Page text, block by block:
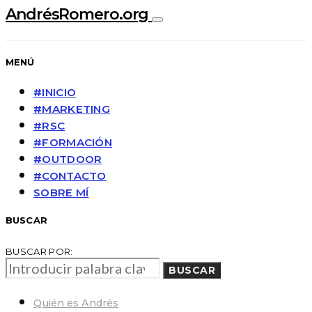
AndrésRomero.org
MENÚ
#INICIO
#MARKETING
#RSC
#FORMACIÓN
#OUTDOOR
#CONTACTO
SOBRE MÍ
BUSCAR
BUSCAR POR:
BUSCAR
Quién es Andrés